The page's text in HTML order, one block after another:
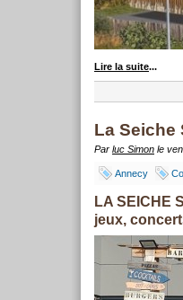
Lire la suite...
La Seiche
Par luc Simon le
Annecy
LA SEICHE
jeux,